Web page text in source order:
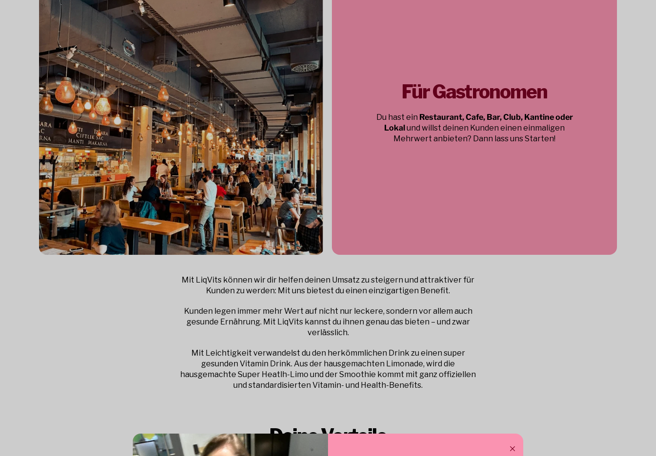
Für Gastronomen
Du hast ein Restaurant, Cafe, Bar, Club, Kantine oder
Lokalund willst deinen Kunden einen einmaligen
Mehrwert anbieten? Dann lass uns Starten!
Mit LiqVits können wir dir helfen deinen Umsatz zu steigern und attraktiver für
Kunden zu werden: Mit uns bietest du einen einzigartigen Benefit.
Kunden legen immer mehr Wert auf nicht nur leckere, sondern vor allem auch
gesunde Ernährung. Mit LiqVits kannst du ihnen genau das bieten – und zwar
verlässlich.
Mit Leichtigkeit verwandelst du den herkömmlichen Drink zu einen super
gesunden Vitamin Drink. Aus der hausgemachten Limonade, wird die
hausgemachte Super Heatlh-Limo und der Smoothie kommt mit ganz offiziellen
und standardisierten Vitamin- und Health-Benefits.
Deine Vorteile